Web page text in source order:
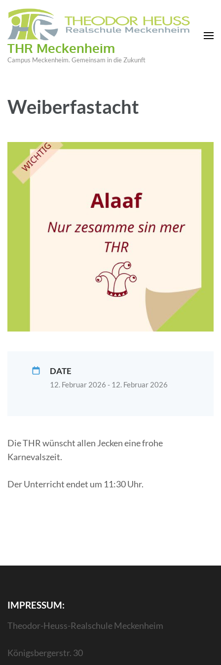
THR Meckenheim
Campus Meckenheim. Gemeinsam in die Zukunft
Weiberfastacht
DATE
12. Februar 2026 - 12. Februar 2026
Die THR wünscht allen Jecken eine frohe
Karnevalszeit.
Der Unterricht endet um 11:30 Uhr.
IMPRESSUM:
Theodor-Heuss-Realschule Meckenheim
Königsbergerstr. 30